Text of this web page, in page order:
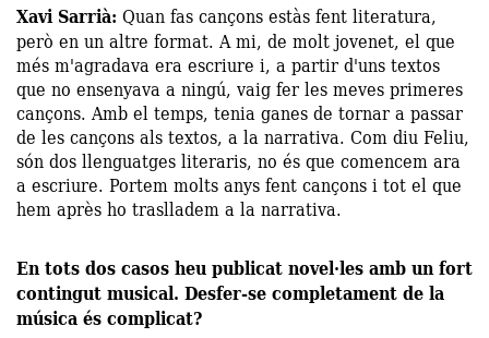
Xavi Sarrià: Quan fas cançons estàs fent literatura,
però en un altre format. A mi, de molt jovenet, el que
més m'agradava era escriure i, a partir d'uns textos
que no ensenyava a ningú, vaig fer les meves primeres
cançons. Amb el temps, tenia ganes de tornar a passar
de les cançons als textos, a la narrativa. Com diu Feliu,
són dos llenguatges literaris, no és que comencem ara
a escriure. Portem molts anys fent cançons i tot el que
hem après ho traslladem a la narrativa.
En tots dos casos heu publicat novel·les amb un fort
contingut musical. Desfer-se completament de la
música és complicat?